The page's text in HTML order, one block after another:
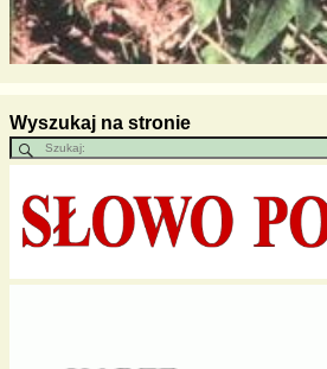
Wyszukaj na stronie